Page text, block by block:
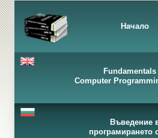
Начало
Computer
Въведение
програмирането